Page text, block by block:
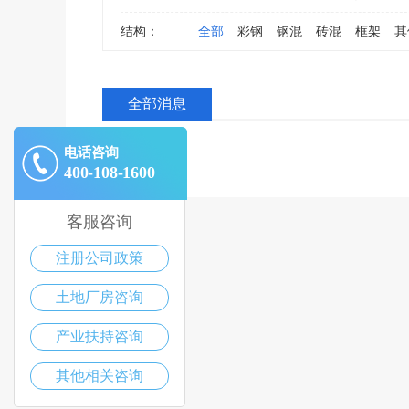
结构： 全部 彩钢 钢混 砖混 框架
全部消息
电话咨询
400-108-1600
客服咨询
注册公司政策
土地厂房咨询
产业扶持咨询
其他相关咨询